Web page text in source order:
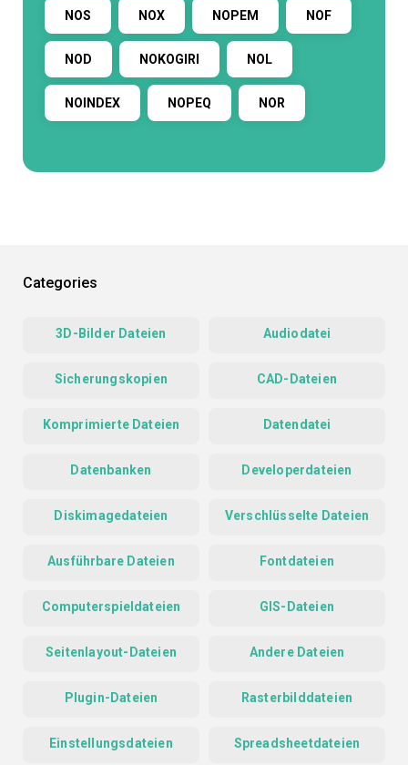
NOS NOX NOPEM NOF
NOD NOKOGIRI NOL
NOINDEX NOPEQ NOR
Categories
3D-Bilder Dateien Audiodatei
Sicherungskopien CAD-Dateien
Komprimierte Dateien Datendatei
Datenbanken Developerdateien
Diskimagedateien Verschlüsselte Dateien
Ausführbare Dateien Fontdateien
Computerspieldateien GIS-Dateien
Seitenlayout-Dateien Andere Dateien
Plugin-Dateien Rasterbilddateien
Einstellungsdateien Spreadsheetdateien